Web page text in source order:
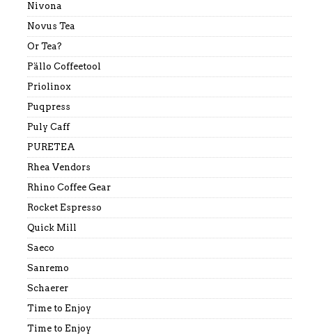
Nivona
Novus Tea
Or Tea?
Pällo Coffeetool
Priolinox
Puqpress
Puly Caff
PURETEA
Rhea Vendors
Rhino Coffee Gear
Rocket Espresso
Quick Mill
Saeco
Sanremo
Schaerer
Time to Enjoy
Time to Enjoy